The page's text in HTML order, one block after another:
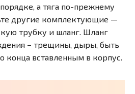
а тяга по-прежнему
другие комплектующие —
трубку и шланг. Шланг
– трещины, дыры, быть
конца вставленным в корпус.